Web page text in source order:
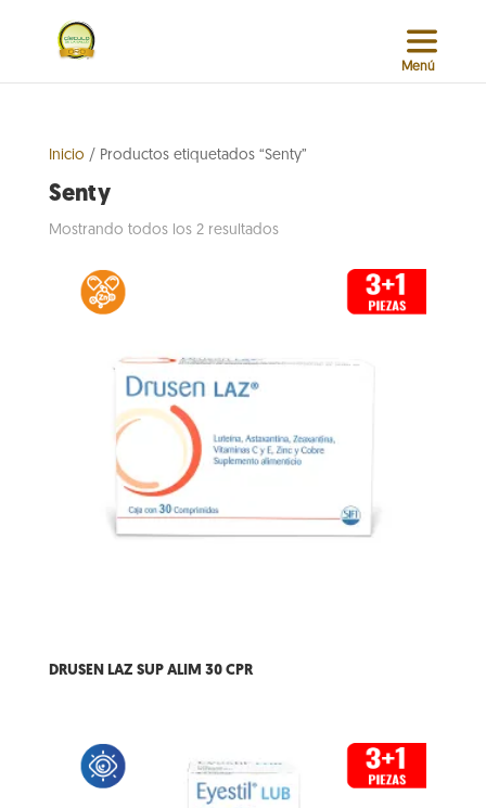
Inicio / Productos etiquetados “Senty”
Senty
Mostrando todos los 2 resultadosSorted
popularity
DRUSEN LAZ SUP ALIM 30 CPR